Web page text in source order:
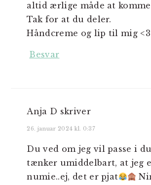
altid ærlige måde at
Tak for at du deler.
Håndcreme og lip til mig <3
Besvar
Anja D skriver
26. januar 2024 kl. 0:37
Du ved om jeg vil passe i
tænker umiddelbart, at jeg
numie..ej, det er pjat